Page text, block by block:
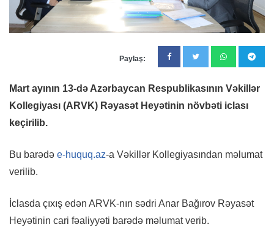
Paylaş:
Mart ayının 13-də Azərbaycan Respublikasının Vəkillər
Kollegiyası (ARVK) Rəyasət Heyətinin növbəti iclası
keçirilib.
Bu barədə e-huquq.az-a Vəkillər Kollegiyasından məlumat
verilib.
İclasda çıxış edən ARVK-nın sədri Anar Bağırov Rəyasət
Heyətinin cari fəaliyyəti barədə məlumat verib.